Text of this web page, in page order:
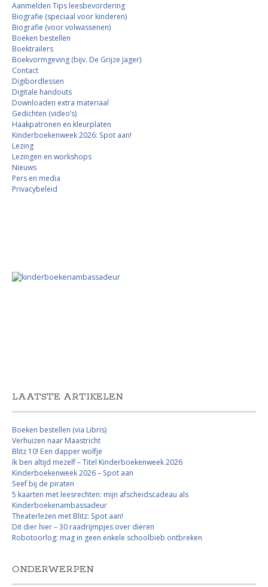
Aanmelden Tips leesbevordering
Biografie (speciaal voor kinderen)
Biografie (voor volwassenen)
Boeken bestellen
Boektrailers
Boekvormgeving (bijv. De Grijze Jager)
Contact
Digibordlessen
Digitale handouts
Downloaden extra materiaal
Gedichten (video’s)
Haakpatronen en kleurplaten
Kinderboekenweek 2026: Spot aan!
Lezing
Lezingen en workshops
Nieuws
Pers en media
Privacybeleid
LAATSTE ARTIKELEN
Boeken bestellen (via Libris)
Verhuizen naar Maastricht
Blitz 10! Een dapper wolfje
Ik ben altijd mezelf – Titel Kinderboekenweek 2026
Kinderboekenweek 2026 – Spot aan
Seef bij de piraten
5 kaarten met leesrechten: mijn afscheidscadeau als
Kinderboekenambassadeur
Theaterlezen met Blitz: Spot aan!
Dit dier hier – 30 raadrijmpjes over dieren
Robotoorlog: mag in geen enkele schoolbieb ontbreken
ONDERWERPEN